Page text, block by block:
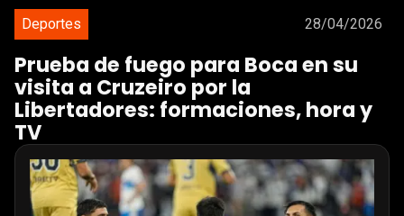
Deportes 28/04/2026
Prueba de fuego para Boca en su
visita a Cruzeiro por la
Libertadores: formaciones, hora y
TV